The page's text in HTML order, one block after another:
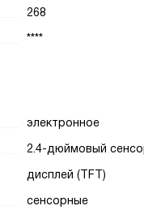
268
****
электронное
2.4-дюймовый
дисплей (TFT)
сенсорные